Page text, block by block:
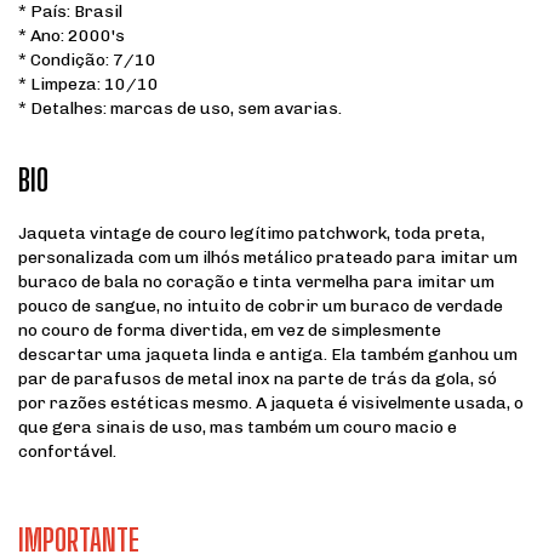
* País: Brasil
* Ano: 2000's
* Condição: 7/10
* Limpeza: 10/10
* Detalhes: marcas de uso, sem avarias.
BIO
Jaqueta vintage de couro legítimo patchwork, toda preta,
personalizada com um ilhós metálico prateado para imitar um
buraco de bala no coração e tinta vermelha para imitar um
pouco de sangue, no intuito de cobrir um buraco de verdade
no couro de forma divertida, em vez de simplesmente
descartar uma jaqueta linda e antiga. Ela também ganhou um
par de parafusos de metal inox na parte de trás da gola, só
por razões estéticas mesmo. A jaqueta é visivelmente usada, o
que gera sinais de uso, mas também um couro macio e
confortável.
IMPORTANTE